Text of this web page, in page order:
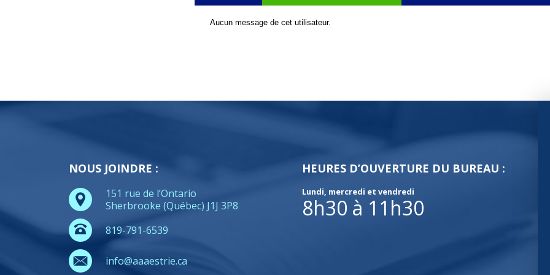
Aucun message de cet utilisateur.
NOUS JOINDRE :
151 rue de l’Ontario
Sherbrooke (Québec) J1J 3P8
819-791-6539
info@aaaestrie.ca
HEURES D’OUVERTURE DU BUREAU :
Lundi, mercredi et vendredi
8h30 à 11h30